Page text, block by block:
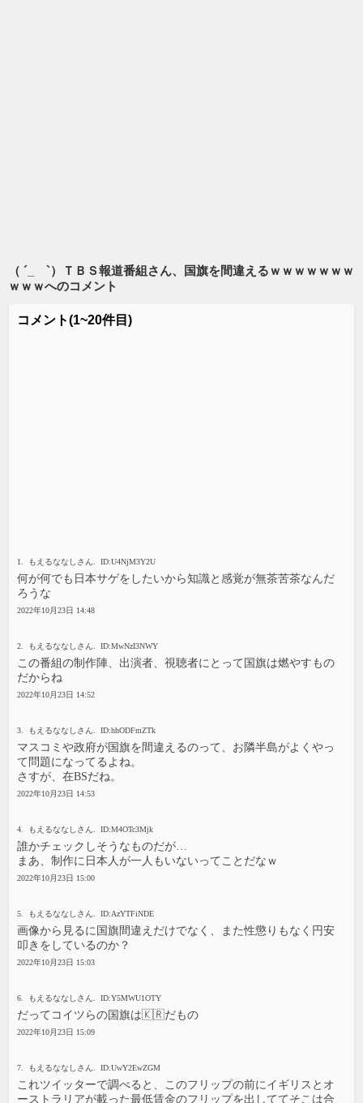
（ ´_ゝ`）ＴＢＳ報道番組さん、国旗を間違えるｗｗｗｗｗｗｗ
ｗｗｗへのコメント
コメント(1~20件目)
1. もえるななしさん. ID:U4NjM3Y2U
何が何でも日本サゲをしたいから知識と感覚が無茶苦茶なんだ
ろうな
2022年10月23日 14:48
2. もえるななしさん. ID:MwNzI3NWY
この番組の制作陣、出演者、視聴者にとって国旗は燃やすもの
だからね
2022年10月23日 14:52
3. もえるななしさん. ID:hhODFmZTk
マスコミや政府が国旗を間違えるのって、お隣半島がよくやっ
て問題になってるよね。
さすが、在BSだね。
2022年10月23日 14:53
4. もえるななしさん. ID:M4OTc3Mjk
誰かチェックしそうなものだが…
まあ、制作に日本人が一人もいないってことだなｗ
2022年10月23日 15:00
5. もえるななしさん. ID:AzYTFiNDE
画像から見るに国旗間違えだけでなく、また性懲りもなく円安
叩きをしているのか？
2022年10月23日 15:03
6. もえるななしさん. ID:Y5MWU1OTY
だってコイツらの国旗は🇰🇷だもの
2022年10月23日 15:09
7. もえるななしさん. ID:UwY2EwZGM
これツイッターで調べると、このフリップの前にイギリスとオ
ーストラリアが載った最低賃金のフリップを出しててそこは合